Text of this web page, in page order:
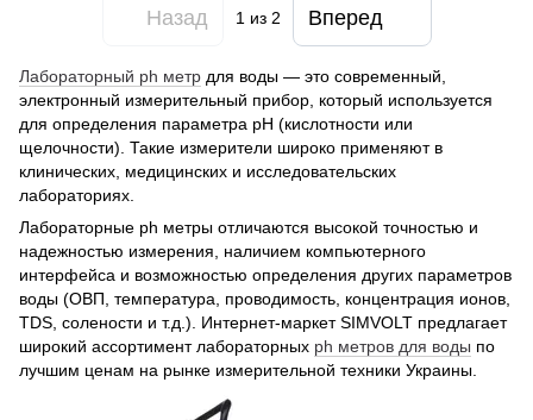
Назад 1из 2 Вперед
Лабораторный ph метр для воды — это современный,
электронный измерительный прибор, который используется
для определения параметра рН (кислотности или
щелочности). Такие измерители широко применяют в
клинических, медицинских и исследовательских
лабораториях.
Лабораторные ph метры отличаются высокой точностью и
надежностью измерения, наличием компьютерного
интерфейса и возможностью определения других параметров
воды (ОВП, температура, проводимость, концентрация ионов,
TDS, солености и т.д.). Интернет-маркет SIMVOLT предлагает
широкий ассортимент лабораторных ph метров для воды по
лучшим ценам на рынке измерительной техники Украины.